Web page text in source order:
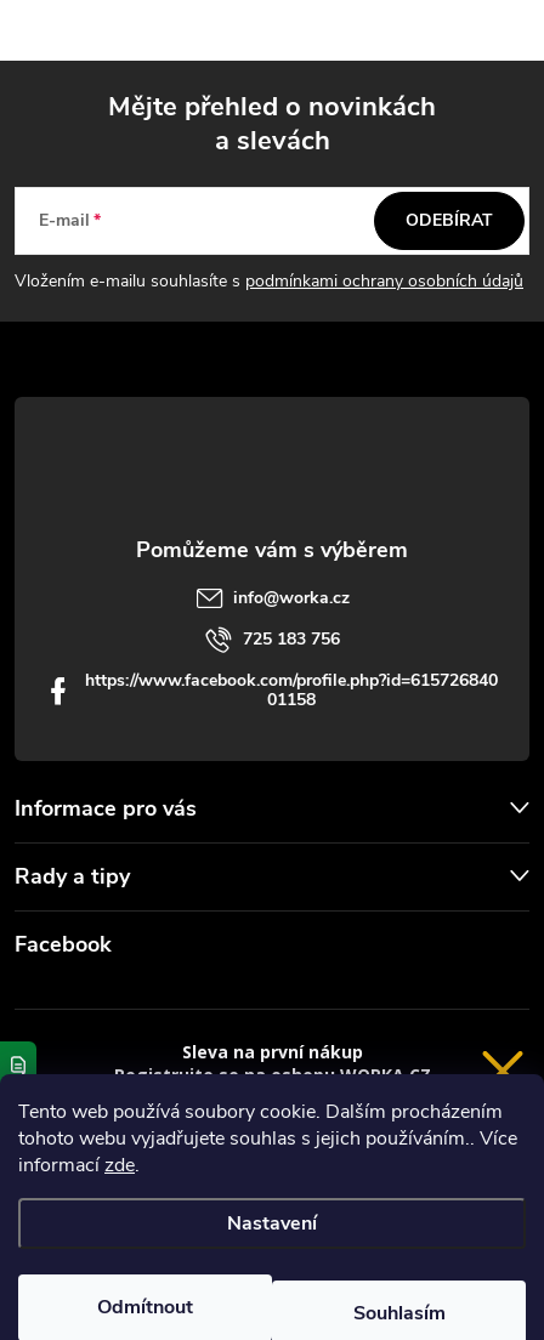
Tento web používá soubory cookie. Dalším procházením
tohoto webu vyjadřujete souhlas s jejich používáním.. Více
informacízde.
Nastavení
Odmítnout Souhlasím
p
a
t
Mějte přehled o novinkách
a slevách
E-mail
Vložením e-mailu souhlasíte s podmínkami ochrany osobních údajů
ODEBÍRAT
Informace pro vás
Rady a tipy
info@worka.cz
725 183 756
https://www.facebook.com/profile.php?id=615726840
01158
Facebook
Vytvořil Shoptet
Copyright 2026
Sleva na první nákup
Registrujte se na eshopu WORKA.CZ
sleva 100 Kč* na nákup je Vaše.
Registrace
Privacy policy
VRÁCENÍ 14 DNÍ